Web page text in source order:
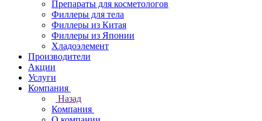
Препараты для косметологов
Филлеры для тела
Филлеры из Китая
Филлеры из Японии
Хладоэлемент
Производители
Акции
Услуги
Компания
Назад
Компания